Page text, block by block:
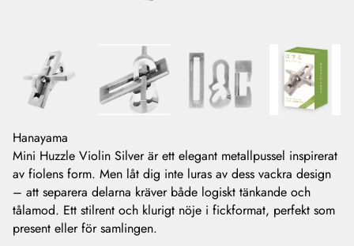
Hanayama
Mini Huzzle Violin Silver är ett elegant metallpussel inspirerat
av fiolens form. Men låt dig inte luras av dess vackra design
– att separera delarna kräver både logiskt tänkande och
tålamod. Ett stilrent och klurigt nöje i fickformat, perfekt som
present eller för samlingen.